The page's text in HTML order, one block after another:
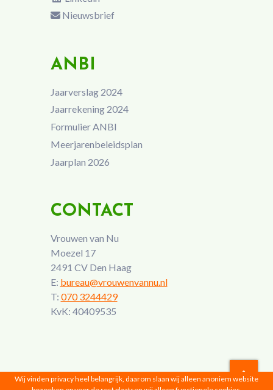
Nieuwsbrief
ANBI
Jaarverslag 2024
Jaarrekening 2024
Formulier ANBI
Meerjarenbeleidsplan
Jaarplan 2026
CONTACT
Vrouwen van Nu
Moezel 17
2491 CV Den Haag
E: bureau@vrouwenvannu.nl
T: 070 3244429
KvK: 40409535
Wij vinden privacy heel belangrijk, daarom slaan wij alleen anoniem website